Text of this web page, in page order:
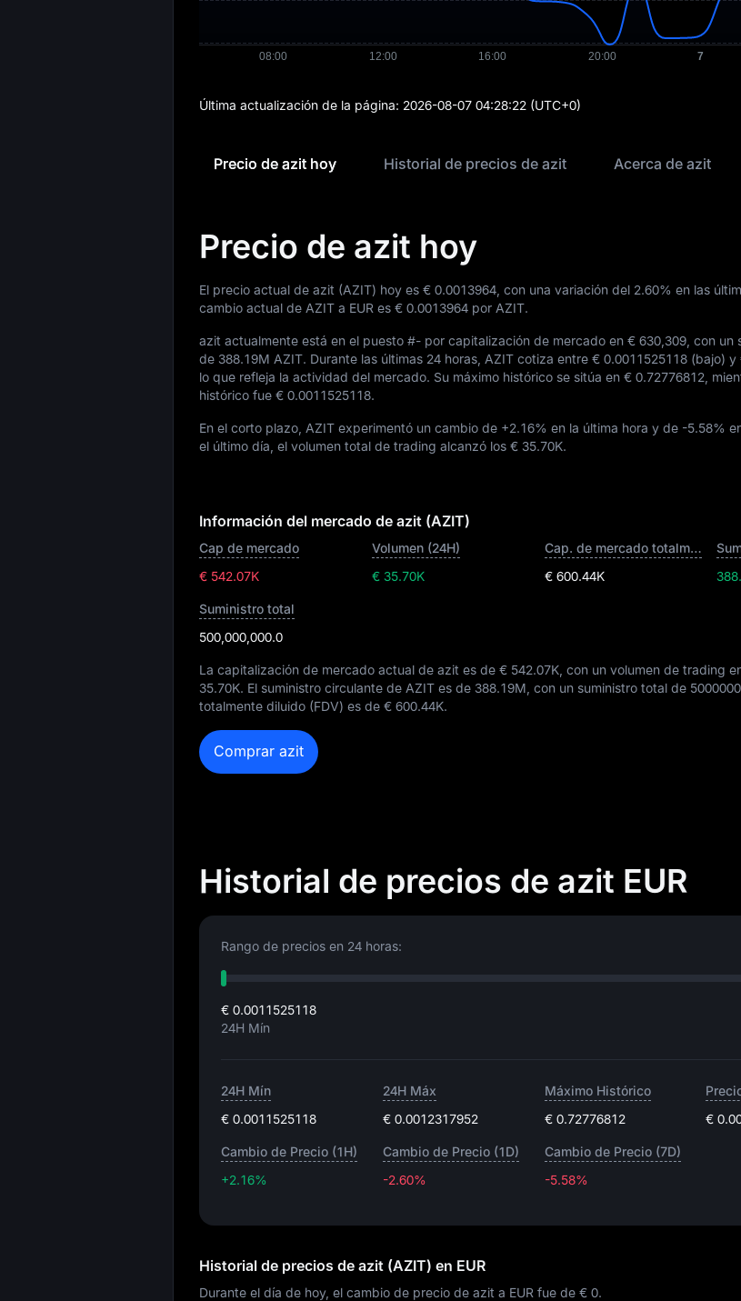
Última actualización de la página: 2026-08-07 04:28:22 (UTC+0)
Precio de azit hoy Historial de precios de azit Acerca de azit
Precio de azit hoy
El precio actual de azit (AZIT) hoy es € 0.0013964 , con una variación del 2.60% en las
cambio actual de AZIT a EUR es € 0.0013964 por AZIT.
azit actualmente está en el puesto #- por capitalización de mercado en € 630,309 , con
de 388.19M AZIT. Durante las últimas 24 horas, AZIT cotiza entre € 0.0011525118 (bajo) y
lo que refleja la actividad del mercado. Su máximo histórico se sitúa en € 0.72776812 ,
histórico fue € 0.0011525118.
En el corto plazo, AZIT experimentó un cambio de +2.16% en la última hora y de -5.58%
el último día, el volumen total de trading alcanzó los € 35.70K.
Información del mercado de azit (AZIT)
Cap de mercado
€ 542.07K
Volumen (24H)
€ 35.70K
Cap. de mercado totalmente diluida
€ 600.44K
Suministro total
500,000,000.0
La capitalización de mercado actual de azit es de € 542.07K , con un volumen de trading
35.70K. El suministro circulante de AZIT es de 388.19M , con un suministro total de
totalmente diluido (FDV) es de € 600.44K.
Comprar azit
Historial de precios de azit EUR
Rango de precios en 24 horas:
€ 0.0011525118
24H Mín
24H Mín
€ 0.0011525118
24H Máx
€ 0.0012317952
Máximo Histórico
€ 0.72776812
€
Cambio de Precio (1H)
+2.16%
Cambio de Precio (1D)
-2.60%
Cambio de Precio (7D)
-5.58%
Historial de precios de azit (AZIT) en EUR
Durante el día de hoy, el cambio de precio de azit a EUR fue de € 0.